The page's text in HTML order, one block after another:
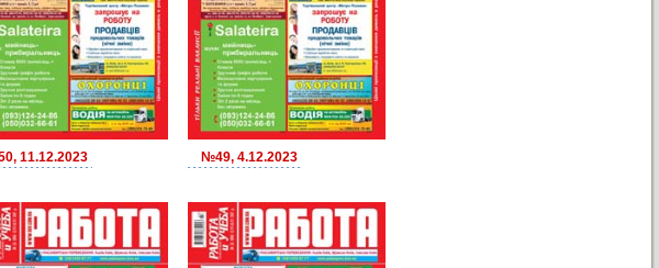
11.12.2023 №49, 4.12.2023